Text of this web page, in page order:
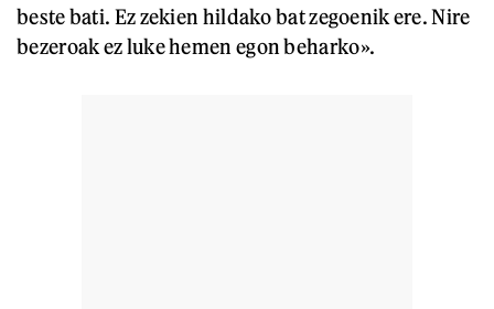
beste bati. Ez zekien hildako bat zegoenik ere. Nire
bezeroak ez luke hemen egon beharko».